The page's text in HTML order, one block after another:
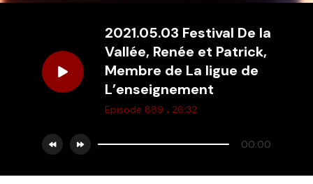
2021.05.03 Festival De la
Vallée, Renée et Patrick,
Membre de La ligue de
L’enseignement
Episode 889 . 26:32
00:00